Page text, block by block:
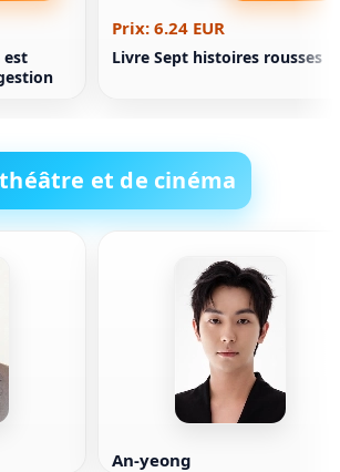
est
Prix: 6.24 EUR
Livre Sept histoires rousses
et de cinéma
An-yeong